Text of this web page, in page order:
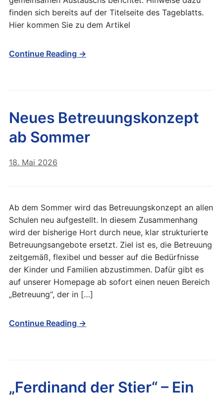
finden sich bereits auf der Titelseite des Tageblatts.
Hier kommen Sie zu dem Artikel
Continue Reading →
Neues Betreuungskonzept
ab Sommer
18. Mai 2026
Ab dem Sommer wird das Betreuungskonzept an allen
Schulen neu aufgestellt. In diesem Zusammenhang
wird der bisherige Hort durch neue, klar strukturierte
Betreuungsangebote ersetzt. Ziel ist es, die Betreuung
zeitgemäß, flexibel und besser auf die Bedürfnisse
der Kinder und Familien abzustimmen. Dafür gibt es
auf unserer Homepage ab sofort einen neuen Bereich
„Betreuung“, der in […]
Continue Reading →
„Ferdinand der Stier“ – Ein